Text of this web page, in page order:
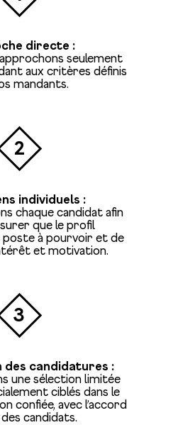
directe :
seulement
aux critères définis
mandants.
2
individuels :
chaque candidat afin
que le profil
à pourvoir et de
et motivation.
3
des candidatures :
une sélection limitée
ciblés dans le
confiée, avec l’accord
candidats.